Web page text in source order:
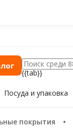
{{tab}}
Посуда и упаковка
покрытия